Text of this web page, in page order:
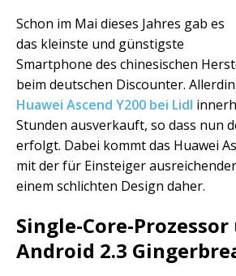
Schon im Mai dieses Jahres gab es
das kleinste und günstigste
Smartphone des chinesischen
beim deutschen Discounter.
Huawei Ascend Y200 bei Lidl
Stunden ausverkauft, so dass nun
erfolgt. Dabei kommt das Huawei
mit der für Einsteiger
einem schlichten Design daher.
Single-Core-Prozessor
Android 2.3